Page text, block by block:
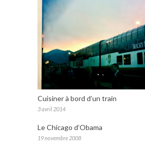
Cuisiner à bord d’un train
3 avril 2014
Le Chicago d’Obama
19 novembre 2008